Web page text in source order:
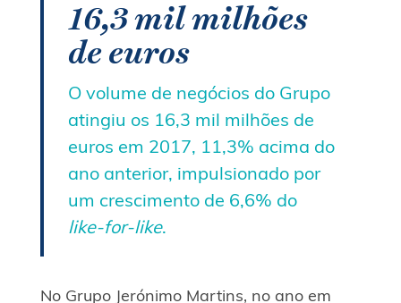
16,3 mil milhões
de euros
O volume de negócios do Grupo
atingiu os 16,3 mil milhões de
euros em 2017, 11,3% acima do
ano anterior, impulsionado por
um crescimento de 6,6% do
like-for-like.
No Grupo Jerónimo Martins, no ano em